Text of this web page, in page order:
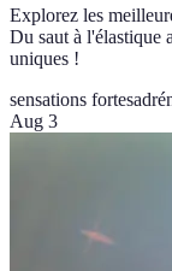
Explorez les
Du saut à l'élastique
uniques !
sensations fortes
Aug 3